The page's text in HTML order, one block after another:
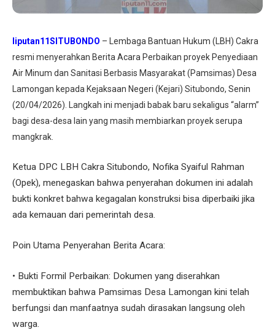
liputan11SITUBONDO – Lembaga Bantuan Hukum (LBH) Cakra
resmi menyerahkan Berita Acara Perbaikan proyek Penyediaan
Air Minum dan Sanitasi Berbasis Masyarakat (Pamsimas) Desa
Lamongan kepada Kejaksaan Negeri (Kejari) Situbondo, Senin
(20/04/2026). Langkah ini menjadi babak baru sekaligus “alarm”
bagi desa-desa lain yang masih membiarkan proyek serupa
mangkrak.
​Ketua DPC LBH Cakra Situbondo, Nofika Syaiful Rahman
(Opek), menegaskan bahwa penyerahan dokumen ini adalah
bukti konkret bahwa kegagalan konstruksi bisa diperbaiki jika
ada kemauan dari pemerintah desa.
​Poin Utama Penyerahan Berita Acara:
• ​Bukti Formil Perbaikan: Dokumen yang diserahkan
membuktikan bahwa Pamsimas Desa Lamongan kini telah
berfungsi dan manfaatnya sudah dirasakan langsung oleh
warga.